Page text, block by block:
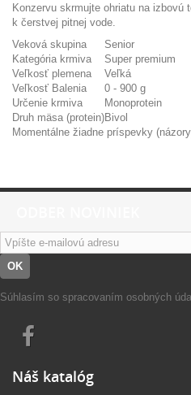
Konzervu skrmujte ohriatu na
k čerstvej pitnej vode.
Veková skupina
Senior
Kategória krmiva
Super premium
Veľkosť plemena
Veľká
Veľkosť Balenia
0 - 900 g
Určenie krmiva
Monoprotein
Druh mäsa (protein)Bivol
Momentálne žiadne príspevky
OK
Súhlasím so spracovaním osobných
Náš katalóg